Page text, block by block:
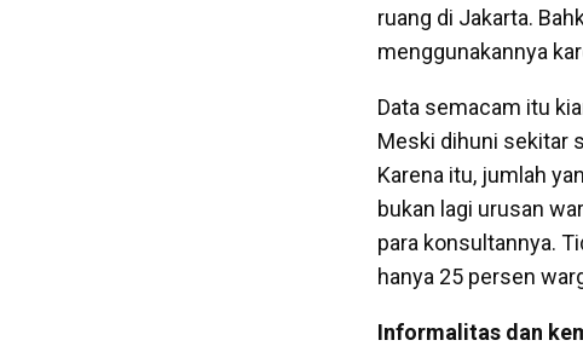
ruang di Jakarta.
menggunakannya
Data semacam itu
Meski dihuni sekitar
Karena itu, jumlah
bukan lagi urusan
para konsultannya.
hanya 25 persen
Informalitas dan